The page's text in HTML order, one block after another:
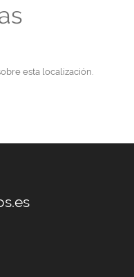
esta localización.